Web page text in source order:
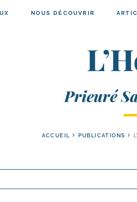
NOUS DÉCOUVRIR
Prieuré
ACCUEIL PUBLICATIONS